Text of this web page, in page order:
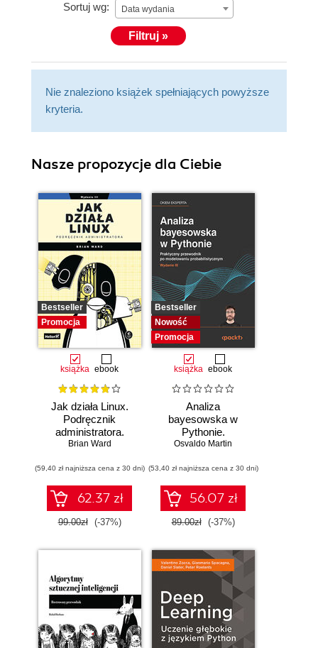
Sortuj wg: Data wydania
Filtruj »
Nie znaleziono książek spełniających powyższe
kryteria.
Nasze propozycje dla Ciebie
Bestseller
Promocja
książka ebook
Jak działa Linux.
Podręcznik
administratora.
Wydanie III
Brian Ward
(59,40 zł najniższa cena z 30 dni)
62.37 zł
99.00zł (-37%)
Bestseller
Nowość
Promocja
książka ebook
Analiza
bayesowska w
Pythonie.
Praktyczny
modelowaniu
probabilistycznym.
Wydanie III
Osvaldo Martin
(53,40 zł najniższa cena z 30 dni)
56.07 zł
89.00zł (-37%)